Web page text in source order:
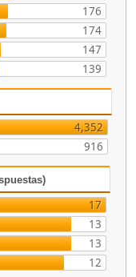
176
174
147
139
4,352
916
17
13
13
12